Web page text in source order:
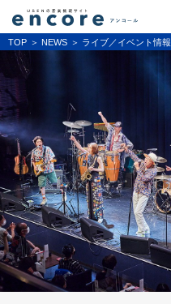
TOP NEWS ライブ／イベント情報